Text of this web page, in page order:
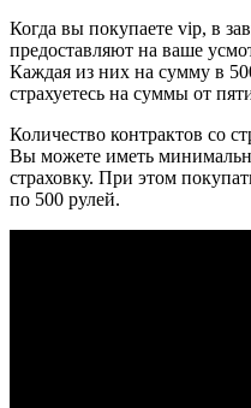
Когда вы покупаете vip, в
предоставляют на ваше
Каждая из них на сумму в
страхуетесь на суммы от
Количество контрактов со
Вы можете иметь
страховку. При этом
по 500 рулей.